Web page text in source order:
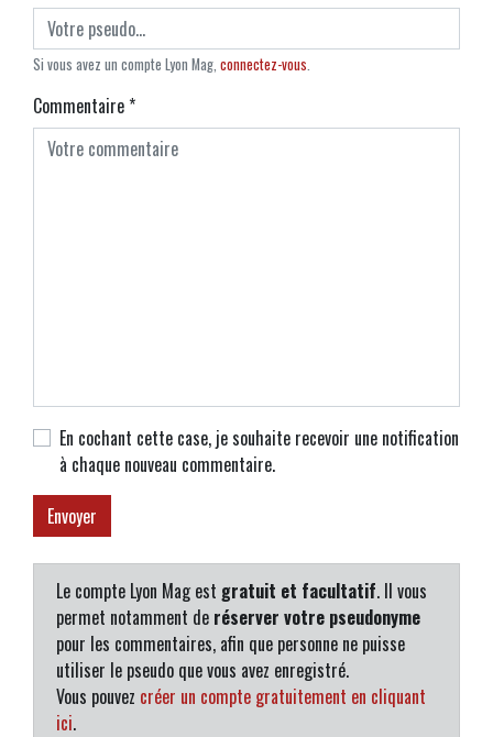
Si vous avez un compte Lyon Mag, connectez-vous.
Commentaire*
En cochant cette case, je souhaite recevoir une notification
à chaque nouveau commentaire.
Le compte Lyon Mag est gratuit et facultatif. Il vous
permet notamment de réserver votre pseudonyme
pour les commentaires, afin que personne ne puisse
utiliser le pseudo que vous avez enregistré.
Vous pouvez créer un compte gratuitement en cliquant
ici.